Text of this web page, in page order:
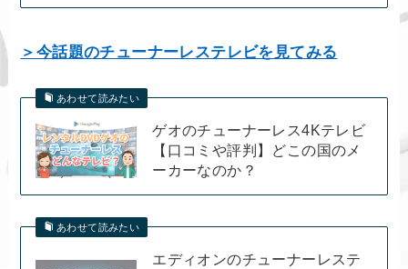
＞今話題のチューナーレステレビを見てみる
あわせて読みたい
ゲオのチューナーレス4Kテレビ
【口コミや評判】どこの国のメ
ーカーなのか？
あわせて読みたい
エディオンのチューナーレステ